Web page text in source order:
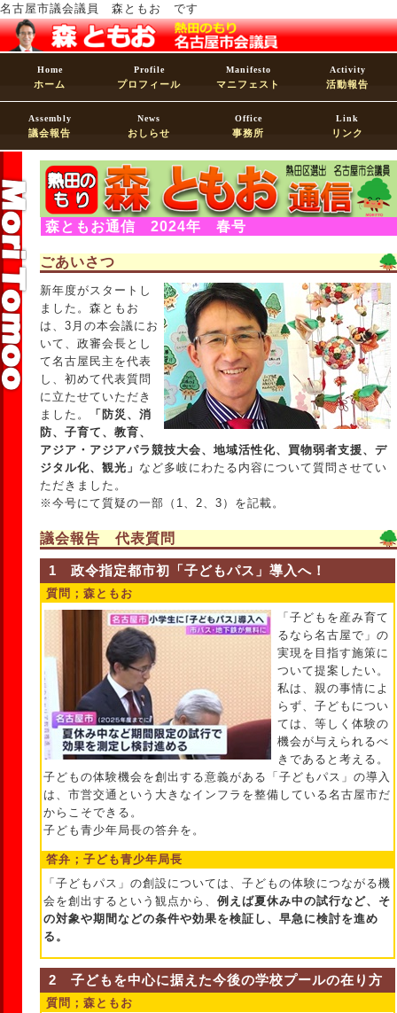
名古屋市議会議員 森ともお です
Home
ホーム
Profile
プロフィール
Manifesto
マニフェスト
Activity
活動報告
Assembly
議会報告
News
おしらせ
Office
事務所
Link
リンク
森ともお通信 2024年 春号
ごあいさつ
新年度がスタートし
ました。森ともお
は、3月の本会議にお
いて、政審会長とし
て名古屋民主を代表
し、初めて代表質問
に立たせていただき
ました。
「防災、消
防、子育て、教育、
アジア・アジアパラ競技大会、地域活性化、買物弱者支援、デ
ジタル化、観光」 など多岐にわたる内容について質問させてい
ただきました。
※今号にて質疑の一部（1、2、3）を記載。
議会報告 代表質問
1 政令指定都市初「子どもパス」導入へ！
質問；森ともお
「子どもを産み育て
るなら名古屋で」の
実現を目指す施策に
ついて提案したい。
私は、親の事情によ
らず、子どもについ
ては、等しく体験の
機会が与えられるべ
きであると考える。
子どもの体験機会を創出する意義がある「子どもパス」の導入
は、市営交通という大きなインフラを整備している名古屋市だ
からこそできる。
子ども青少年局長の答弁を。
答弁；子ども青少年局長
「子どもパス」の創設については、子どもの体験につながる機
会を創出するという観点から、 例えば夏休み中の試行など、そ
の対象や期間などの条件や効果を検証し、早急に検討を進め
る。
2 子どもを中心に据えた今後の学校プールの在り方
質問；森ともお